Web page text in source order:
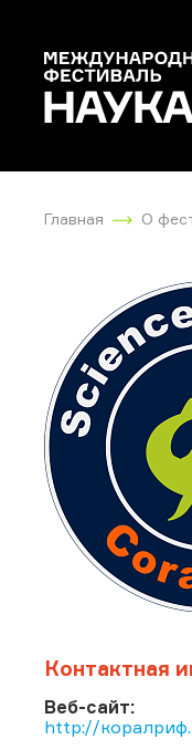
Главная О
Контактная
Веб-сайт:
http://